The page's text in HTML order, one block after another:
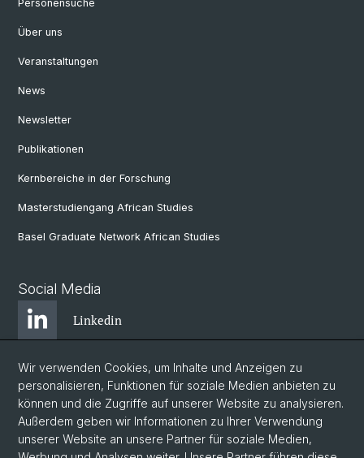
Personensuche
Über uns
Veranstaltungen
News
Newsletter
Publikationen
Kernbereiche in der Forschung
Masterstudiengang African Studies
Basel Graduate Network African Studies
Social Media
Linkedin
Bluesky
Instagram
Wir verwenden Cookies, um Inhalte und Anzeigen zu
personalisieren, Funktionen für soziale Medien anbieten zu
können und die Zugriffe auf unserer Website zu analysieren.
Außerdem geben wir Informationen zu Ihrer Verwendung
unserer Website an unsere Partner für soziale Medien,